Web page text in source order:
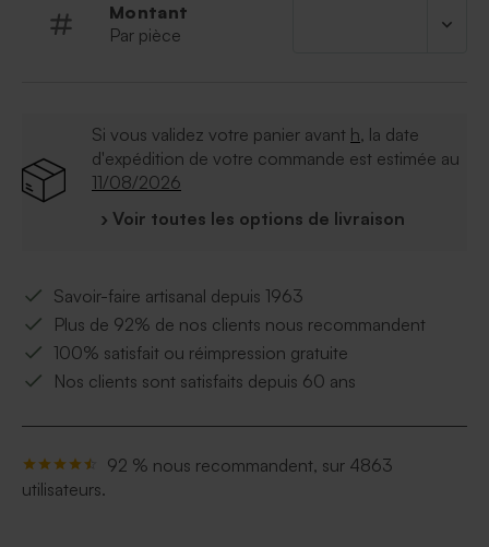
fournis.
Montant
Par pièce
Si vous validez votre panier avant h, la date
d'expédition de votre commande est estimée au
11/08/2026
› Voir toutes les options de livraison
Savoir-faire artisanal depuis 1963
Plus de 92% de nos clients nous recommandent
100% satisfait ou réimpression gratuite
Nos clients sont satisfaits depuis 60 ans
92 % nous recommandent, sur 4863
utilisateurs.